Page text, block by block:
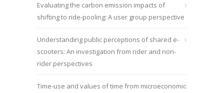
Evaluating the carbon emission impacts of
shifting to ride-pooling: A user group perspective
Understanding public perceptions of shared e-
scooters: An investigation from rider and non-
rider perspectives
Time-use and values of time from microeconomic